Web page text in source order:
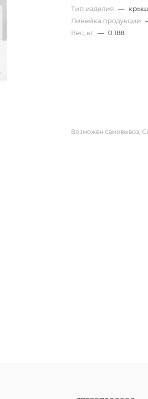
Тип изделия —
Линейка продукции
Вес, кг — 0.188
Возможен самовывоз,